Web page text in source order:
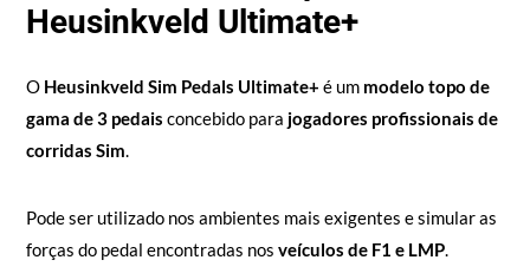
Heusinkveld Ultimate+
O Heusinkveld Sim Pedals Ultimate+ é um modelo topo de
gama de 3 pedais concebido para jogadores profissionais de
corridas Sim.
Pode ser utilizado nos ambientes mais exigentes e simular as
forças do pedal encontradas nos veículos de F1 e LMP.